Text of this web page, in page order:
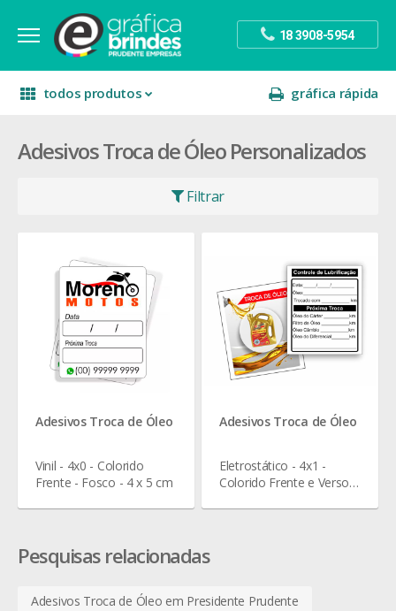
18 3908-5954
todos produtos gráfica rápida
escritório divulgação sinalização
festa
Adesivos Troca de Óleo Personalizados
Filtrar
Adesivos Troca de Óleo
Vinil - 4x0 - Colorido
Frente - Fosco - 4 x 5 cm
Adesivos Troca de Óleo
Eletrostático - 4x1 -
Colorido Frente e Verso
Pesquisas relacionadas
Adesivos Troca de Óleo em Presidente Prudente